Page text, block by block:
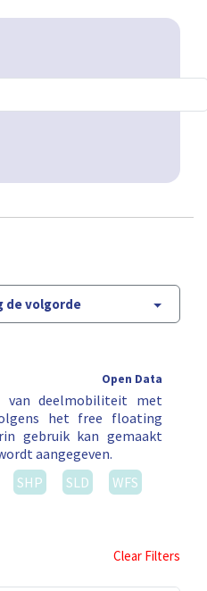
de volgorde
Open Data
van deelmobiliteit met
het free floating
gebruik kan gemaakt
aangegeven.
SHP SLD
WFS
Clear Filters